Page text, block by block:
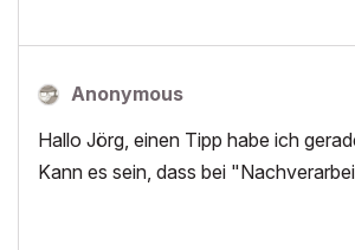
Anonymous
Hallo Jörg, einen Tipp habe ich
Kann es sein, dass bei